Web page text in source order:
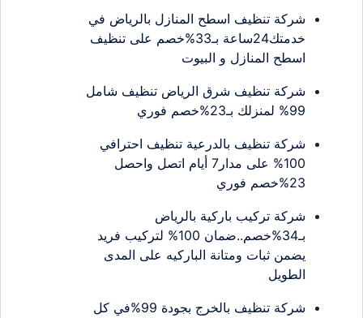
شركة تنظيف اسطح المنازل بالرياض في
خدمتك24ساعة بـ33%خصم على تنظيف
اسطح المنازل و البيوت
شركة تنظيف شرق الرياض تنظيف شامل
99% لمنزلك بـ23%خصم فوري
شركة تنظيف بالدرعية تنظيف احترافي
100% على مدار7 أيام اتصل واحصل
23%خصم فوري
شركة تركيب باركية بالرياض
بـ34%خصم..ضمان 100% لتركيب فريد
يضمن ثبات ومتانة الباركيه على المدى
الطويل
شركة تنظيف بالخرج بجودة 99%في كل